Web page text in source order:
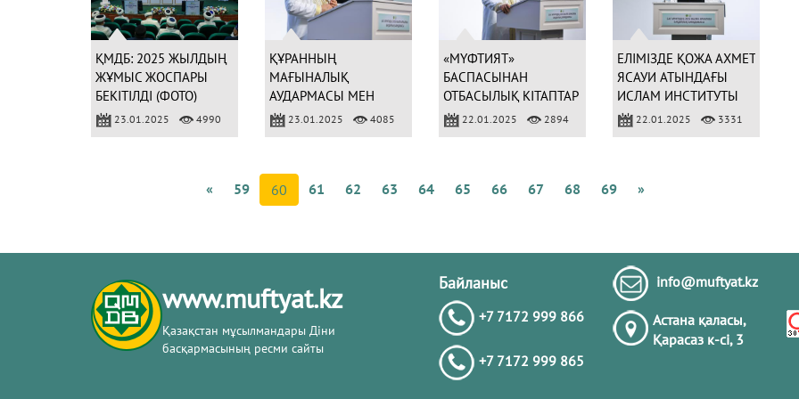
ҚМДБ: 2025 ЖЫЛДЫҢ
ЖҰМЫС ЖОСПАРЫ
БЕКІТІЛДІ (ФОТО)
23.01.2025 4990
ҚҰРАННЫҢ
МАҒЫНАЛЫҚ
АУДАРМАСЫ МЕН
ТҮСІНДІРМЕСІ АНА
ТІЛІМІЗДЕ ӘЗІРЛЕНЕДІ
23.01.2025 4085
«МҮФТИЯТ»
БАСПАСЫНАН
ОТБАСЫЛЫҚ КІТАПТАР
ЖАРЫҚ КӨРЕДІ
22.01.2025 2894
ЕЛІМІЗДЕ ҚОЖА АХМЕТ
ЯСАУИ АТЫНДАҒЫ
ИСЛАМ ИНСТИТУТЫ
АШЫЛАДЫ
22.01.2025 3331
« 59 60 61 62 63 64 65 66 67 68 69 »
www.muftyat.kz
Қазақстан мұсылмандары Діни
басқармасының ресми сайты
Байланыс
+7 7172 999 866
+7 7172 999 865
info@muftyat.kz
Астана қаласы,
Қарасаз к-сi, 3